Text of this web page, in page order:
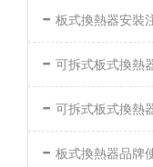
- 板式換熱器安裝
- 可拆式板式換熱器怎
- 可拆式板式換熱器溫
- 板式換熱器品牌使